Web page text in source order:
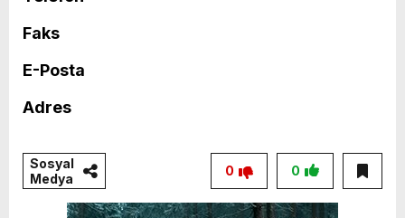
Faks
E-Posta
Adres
Sosyal
Medya
0
0